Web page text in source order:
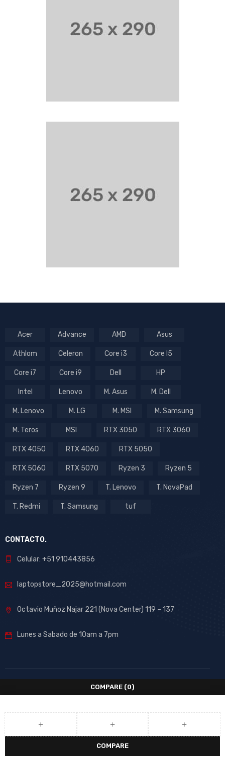
Acer Advance AMD Asus
Athlom Celeron Core i3 Core I5
Core i7 Core i9 Dell HP
Intel Lenovo M. Asus M. Dell
M. Lenovo M. LG M. MSI M. Samsung
M. Teros MSI RTX 3050 RTX 3060
RTX 4050 RTX 4060 RTX 5050
RTX 5060 RTX 5070 Ryzen 3 Ryzen 5
Ryzen 7 Ryzen 9 T. Lenovo T. NovaPad
T. Redmi T. Samsung tuf
CONTACTO.
Celular: +51 910443856
laptopstore_2025@hotmail.com
Octavio Muñoz Najar 221 (Nova Center) 119 – 137
Lunes a Sabado de 10am a 7pm
COMPARE (0)
COMPARE